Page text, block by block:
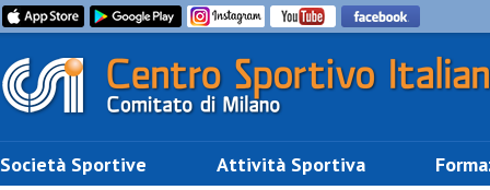
Società Sportive Attività Sportiva